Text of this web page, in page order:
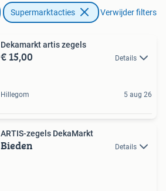
Supermarktacties Verwijder filters
Dekamarkt artis zegels
€ 15,00 Details
Hillegom 5 aug 26
ARTIS-zegels DekaMarkt
Bieden Details